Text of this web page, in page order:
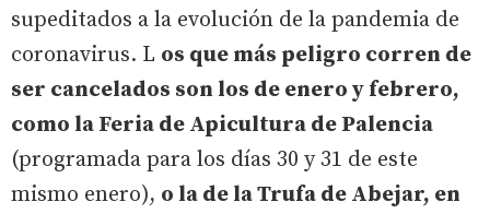
supeditados a la evolución de la pandemia de
coronavirus. L os que más peligro corren de
ser cancelados son los de enero y febrero,
como la Feria de Apicultura de Palencia
(programada para los días 30 y 31 de este
mismo enero), o la de la Trufa de Abejar, en